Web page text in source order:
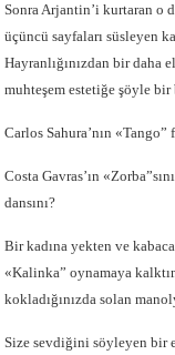
Sonra Arjantin’i kurtaran o
üçüncü sayfaları süsleyen
Hayranlığınızdan bir
muhteşem estetiğe şöyle bir
Carlos Sahura’nın
Costa Gavras’ın
dansını?
Bir kadına yekten ve
«Kalinka” oynamaya
kokladığınızda solan
Size sevdiğini söyleyen bir